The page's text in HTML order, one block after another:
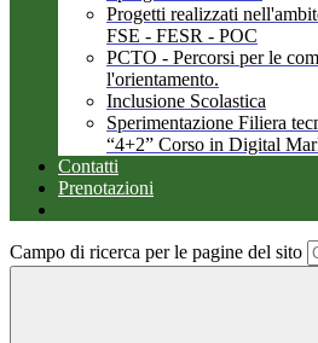
Progetti realizzati
FSE - FESR - POC
PCTO - Percorsi per le
l'orientamento.
Inclusione Scolastica
Sperimentazione Filiera
“4+2” Corso in Digital
Contatti
Prenotazioni
Campo di ricerca per le pagine del sito